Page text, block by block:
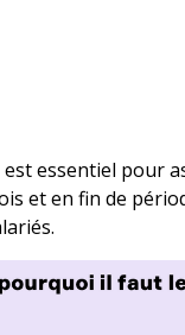
essentiel pour
et en fin de